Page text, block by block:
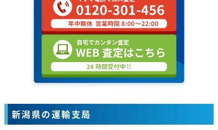
新潟県の運輸支局